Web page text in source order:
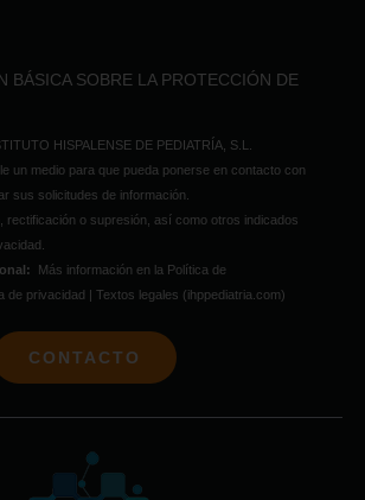
BÁSICA SOBRE LA PROTECCIÓN DE
HISPALENSE DE PEDIATRÍA, S.L.
un medio para que pueda ponerse en contacto con
sus solicitudes de información.
rectificación o supresión, así como otros indicados
Más información en la Política de
de privacidad | Textos legales (ihppediatria.com)
CONTACTO